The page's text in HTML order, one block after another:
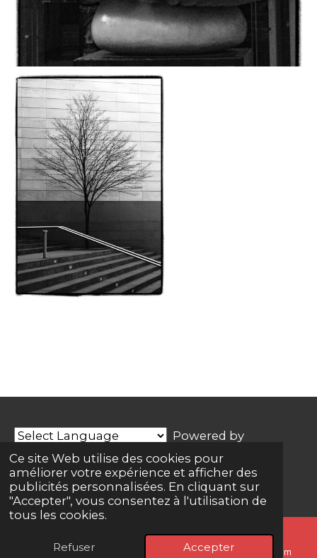
Ce site Web utilise des cookies pour
améliorer votre expérience et afficher des
publicités personnalisées. En cliquant sur
"Accepter", vous consentez à l'utilisation de
tous les cookies.
Refuser Accepter
Powered by
Translate
© 2025 - 2026 W44 Creative Lab
E-mail Carte Instagram